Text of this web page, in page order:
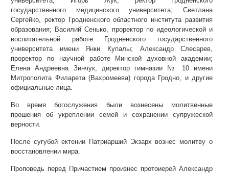
государственного медицинского университета; Светлана
Сергейко, ректор Гродненского областного института развития
образования; Василий Сенько, проректор по идеологической и
воспитательной работе Гродненского государственного
университета имени Янки Купалы; Александр Слесарев,
проректор по научной работе Минской духовной академии;
Елена Андреевна Зинчук, директор гимназии № 10 имени
Митрополита Филарета (Вахромеева) города Гродно, и другие
официальные лица.
Во время богослужения были вознесены молитвенные
прошения об укреплении семей и сохранении супружеской
верности.
После сугубой ектении Патриарший Экзарх вознес молитву о
восстановлении мира.
Проповедь перед Причастием произнес протоиерей Александр